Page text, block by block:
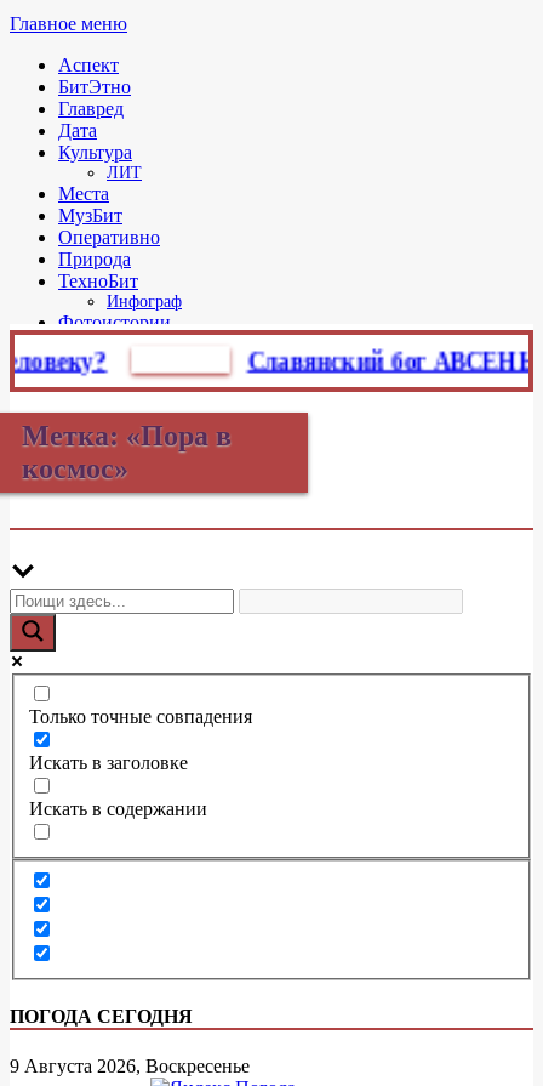
Главное меню
Аспект
БитЭтно
Главред
Дата
Культура
ЛИТ
Места
МузБит
Оперативно
Природа
ТехноБит
Инфограф
Фотоистории
БитЭтно Славянский бог АВСЕНЬ
Метка: «Пора в
космос»
Только точные совпадения
Искать в заголовке
Искать в содержании
ПОГОДА СЕГОДНЯ
9 Августа 2026, Воскресенье